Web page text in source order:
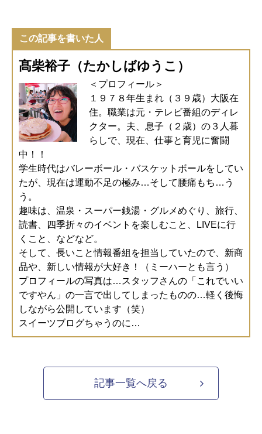
この記事を書いた人
髙柴裕子（たかしばゆうこ）
＜プロフィール＞
１９７８年生まれ（３９歳）大阪在
住。職業は元・テレビ番組のディレ
クター。夫、息子（２歳）の３人暮
らしで、現在、仕事と育児に奮闘
中！！
学生時代はバレーボール・バスケットボールをしてい
たが、現在は運動不足の極み…そして腰痛もち…う
う。
趣味は、温泉・スーパー銭湯・グルメめぐり、旅行、
読書、四季折々のイベントを楽しむこと、LIVEに行
くこと、などなど。
そして、長いこと情報番組を担当していたので、新商
品や、新しい情報が大好き！（ミーハーとも言う）
プロフィールの写真は…スタッフさんの「これでいい
ですやん」の一言で出してしまったものの…軽く後悔
しながら公開しています（笑）
スイーツブログちゃうのに…
記事一覧へ戻る